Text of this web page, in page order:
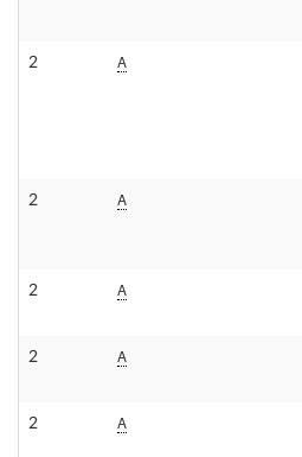
2 A
2 A
2 A
2 A
2 A